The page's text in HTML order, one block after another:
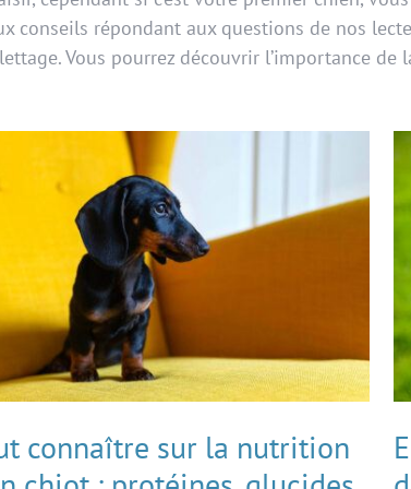
conseils répondant aux questions de nos
Vous pourrez découvrir l’importance
connaître sur la nutrition